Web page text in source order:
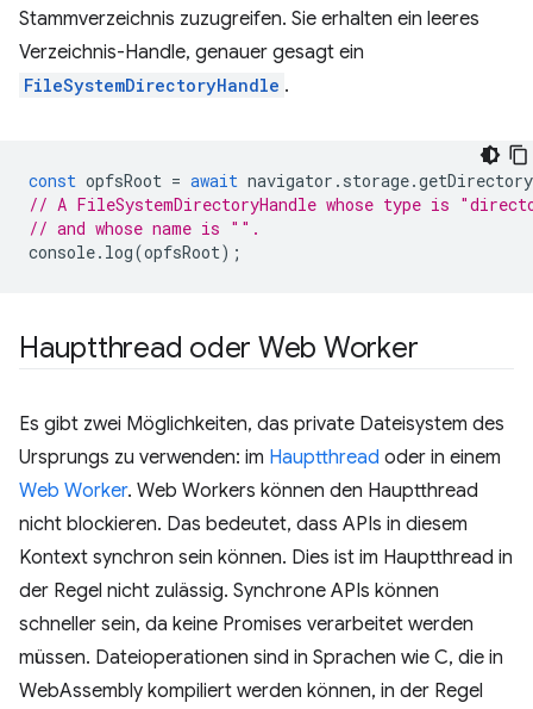
Stammverzeichnis zuzugreifen. Sie erhalten ein leeres
Verzeichnis-Handle, genauer gesagt ein
FileSystemDirectoryHandle .
const opfsRoot = await navigator . storage.getDirectory
// A FileSystemDirectoryHandle whose type is
// and whose name is "".
console. log(opfsRoot);
Hauptthread oder Web Worker
Es gibt zwei Möglichkeiten, das private Dateisystem des
Ursprungs zu verwenden: im Hauptthread oder in einem
Web Worker. Web Workers können den Hauptthread
nicht blockieren. Das bedeutet, dass APIs in diesem
Kontext synchron sein können. Dies ist im Hauptthread in
der Regel nicht zulässig. Synchrone APIs können
schneller sein, da keine Promises verarbeitet werden
müssen. Dateioperationen sind in Sprachen wie C, die in
WebAssembly kompiliert werden können, in der Regel